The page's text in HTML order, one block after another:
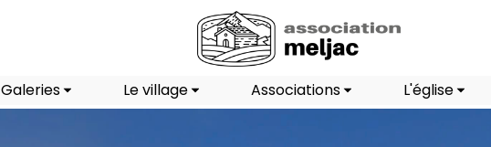
Galeries Le village Associations L'église